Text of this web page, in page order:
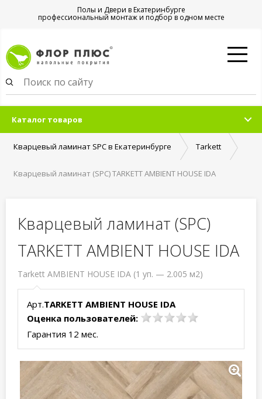
Полы и Двери в Екатеринбурге
профессиональный монтаж и подбор в одном месте
Каталог товаров
Кварцевый ламинат SPC в Екатеринбурге Tarkett
Кварцевый ламинат (SPC) TARKETT AMBIENT HOUSE IDA
Кварцевый ламинат (SPC)
TARKETT AMBIENT HOUSE IDA
Tarkett AMBIENT HOUSE IDA (1 уп. — 2.005 м2)
Арт.TARKETT AMBIENT HOUSE IDA
Оценка пользователей:
Гарантия 12 мес.